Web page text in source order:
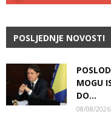
POSLJEDNJE NOVOSTI
MOGU
DO...
08/08/2026